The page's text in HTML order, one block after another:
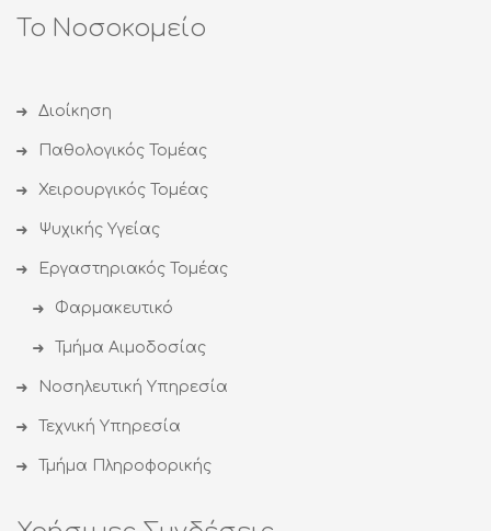
Το Νοσοκομείο
Διοίκηση
Παθολογικός Τομέας
Χειρουργικός Τομέας
Ψυχικής Υγείας
Εργαστηριακός Τομέας
Φαρμακευτικό
Τμήμα Αιμοδοσίας
Νοσηλευτική Υπηρεσία
Τεχνική Υπηρεσία
Τμήμα Πληροφορικής